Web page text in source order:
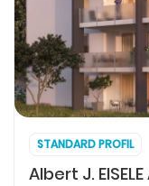
STANDARD PROFIL
Albert J.